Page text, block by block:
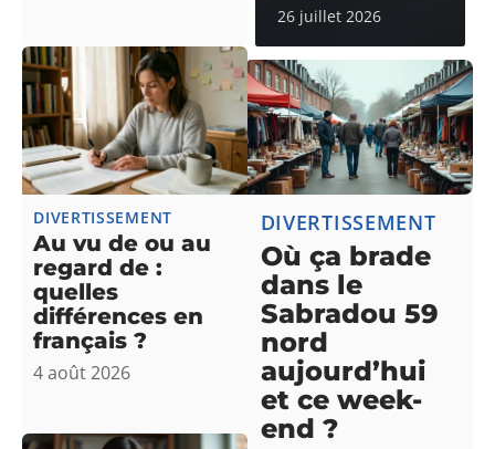
DIVERTISSEMENT
Au vu de ou au
regard de :
quelles
différences en
français ?
4 août 2026
26 juillet 2026
DIVERTISSEMENT
Où ça brade
dans le
Sabradou 59
nord
aujourd’hui
et ce week-
end ?